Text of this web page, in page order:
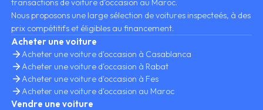
transactions de voiture d’occasion au Maroc.
Nous proposons une large sélection de voitures inspecteés, à des
prix compétitifs et éligibles au financement.
Acheter une voiture
Acheter une voiture d'occasion à Casablanca
Acheter une voiture d'occasion à Rabat
Acheter une voiture d'occasion à Fes
Acheter une voiture d'occasion au Maroc
Vendre une voiture